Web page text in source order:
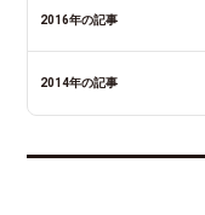
2016年の記事
2014年の記事